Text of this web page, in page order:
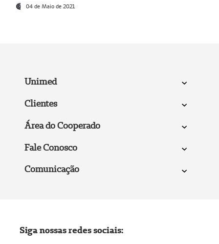
04 de Maio de 2021
Unimed
Clientes
Área do Cooperado
Fale Conosco
Comunicação
Siga nossas redes sociais: